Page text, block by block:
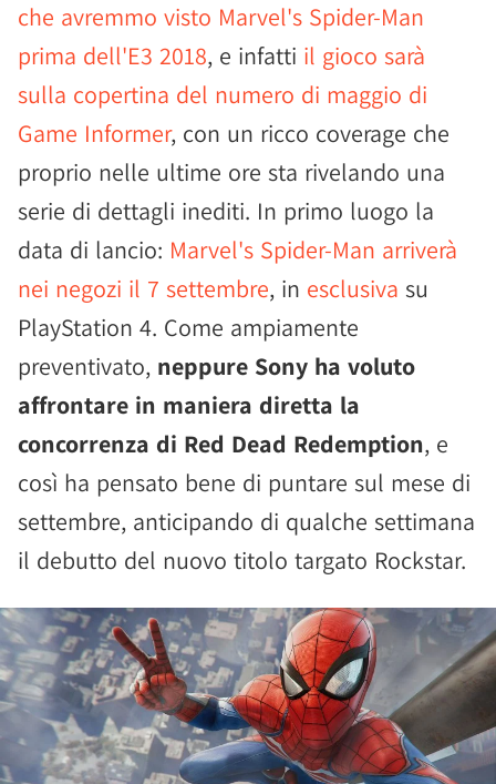
che avremmo visto Marvel's Spider-Man
prima dell'E3 2018, e infatti il gioco sarà
sulla copertina del numero di maggio di
Game Informer, con un ricco coverage che
proprio nelle ultime ore sta rivelando una
serie di dettagli inediti. In primo luogo la
data di lancio: Marvel's Spider-Man arriverà
nei negozi il 7 settembre, in esclusiva su
PlayStation 4. Come ampiamente
preventivato, neppure Sony ha voluto
affrontare in maniera diretta la
concorrenza di Red Dead Redemption, e
così ha pensato bene di puntare sul mese di
settembre, anticipando di qualche settimana
il debutto del nuovo titolo targato Rockstar.